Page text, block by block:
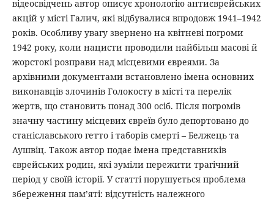
відеосвідчень автор описує хронологію антиєврейських
акцій у місті Галич, які відбувалися впродовж 1941–1942
років. Особливу увагу звернено на квітневі погроми
1942 року, коли нацисти проводили найбільш масові й
жорстокі розправи над місцевими євреями. За
архівними документами встановлено імена основних
виконавців злочинів Голокосту в місті та перелік
жертв, що становить понад 300 осіб. Після погромів
значну частину місцевих євреїв було депортовано до
станіславського гетто і таборів смерті – Белжець та
Аушвіц. Також автор подає імена представників
єврейських родин, які зуміли пережити трагічний
період у своїй історії. У статті порушується проблема
збереження пам’яті: відсутність належного